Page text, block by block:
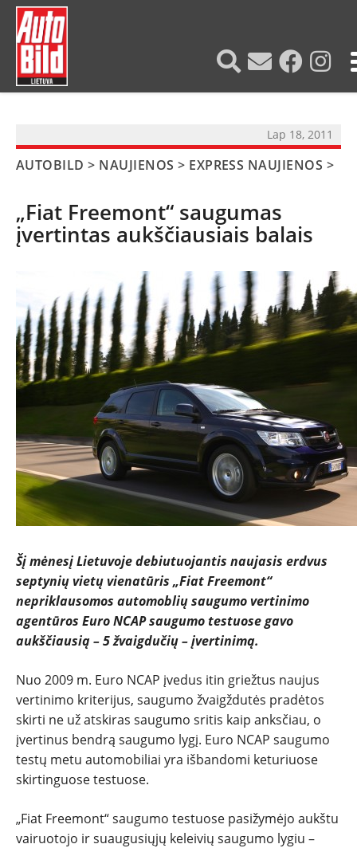
NAUJIENOS
TESTAI
NAUDOTI
REPORTAŽAI
SPORTAS
PATARIMAI
ĮVAIRENYBĖS
Lap 18, 2011
AUTOBILD > NAUJIENOS > EXPRESS NAUJIENOS >
„Fiat Freemont“ saugumas
įvertintas aukščiausiais balais
Šį mėnesį Lietuvoje debiutuojantis naujasis erdvus
septynių vietų vienatūris „Fiat Freemont“
nepriklausomos automoblių saugumo vertinimo
agentūros Euro NCAP saugumo testuose gavo
aukščiausią – 5 žvaigdučių – įvertinimą.
Nuo 2009 m. Euro NCAP įvedus itin griežtus naujus
vertinimo kriterijus, saugumo žvaigždutės pradėtos
skirti ne už atskiras saugumo sritis kaip anksčiau, o
įvertinus bendrą saugumo lygį. Euro NCAP saugumo
testų metu automobiliai yra išbandomi keturiuose
skirtinguose testuose.
„Fiat Freemont“ saugumo testuose pasižymėjo aukštu
vairuotojo ir suaugusiųjų keleivių saugumo lygiu –